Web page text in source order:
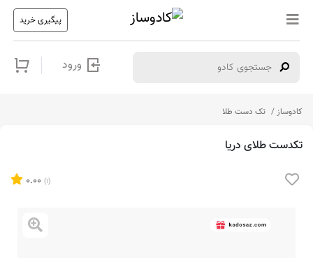
پیگیری خرید
ورود
کادوساز تک دست طلا
تکدست طلای دریا
0.00 (1)